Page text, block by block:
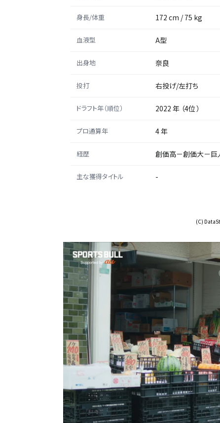
身長/体重 172 cm / 75 kg
血液型 A型
出身地 奈良
投打 右投げ/左打ち
ドラフト年（順位） 2022 年 （4位 ）
プロ通算年 4 年
経歴 創価高－創価大－巨
主な獲得タイトル -
(C)